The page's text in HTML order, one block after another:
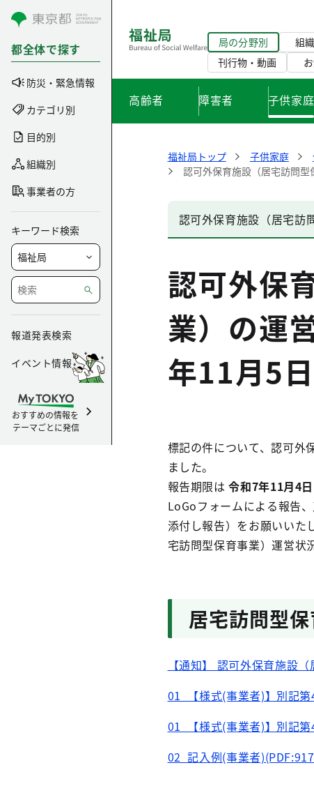
コンテンツにスキップ
都全体で探す
防災・緊急情報
カテゴリ別
目的別
組織別
事業者の方
キーワード検索
報道発表検索
イベント情報
おすすめの情報を
テーマごとに発信
局の分野別 組
刊行物・動画
高齢者 障害者 子供家庭
福祉局トップ 子供家庭
認可外保育施設（居宅訪問型
認可外保育施設（居宅訪
認可外保
業）の運
年11月5日
標記の件について、認可外
ました。
報告期限は令和7年11月4
LoGoフォームによる報告
添付し報告）をお願いいた
宅訪問型保育事業）運営状
居宅訪問型
【通知】 認可外保育施設
01_【様式(事業者)】別記
01_【様式(事業者)】別記
02_記入例(事業者